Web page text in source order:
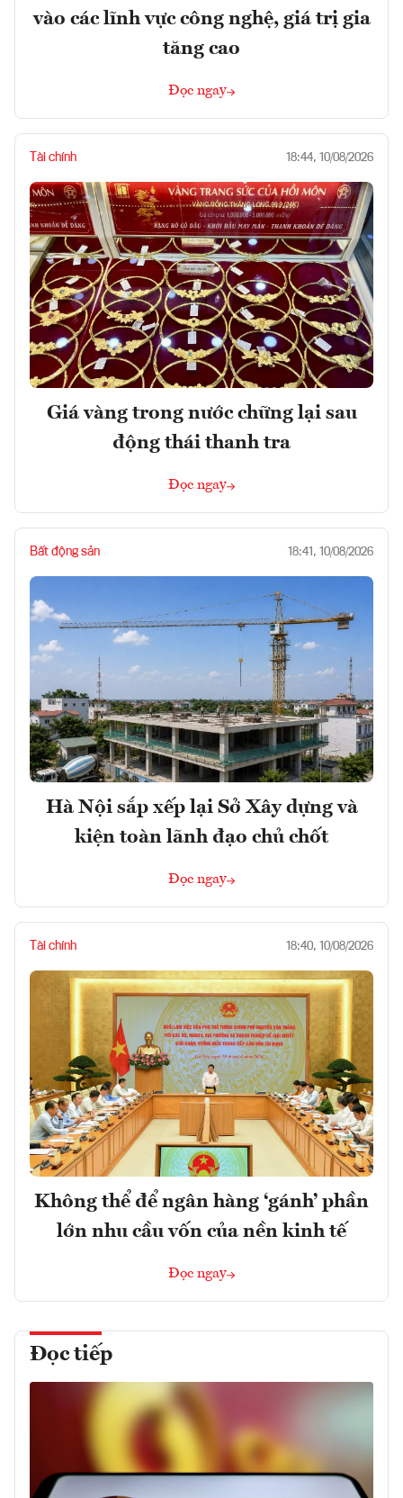
vào các lĩnh vực công nghệ, giá trị gia
tăng cao
Đọc ngay
Tài chính 18:44, 10/08/2026
Giá vàng trong nước chững lại sau
động thái thanh tra
Đọc ngay
Bất động sản 18:41, 10/08/2026
Hà Nội sắp xếp lại Sở Xây dựng và
kiện toàn lãnh đạo chủ chốt
Đọc ngay
Tài chính 18:40, 10/08/2026
Không thể để ngân hàng ‘gánh’ phần
lớn nhu cầu vốn của nền kinh tế
Đọc ngay
Đọc tiếp